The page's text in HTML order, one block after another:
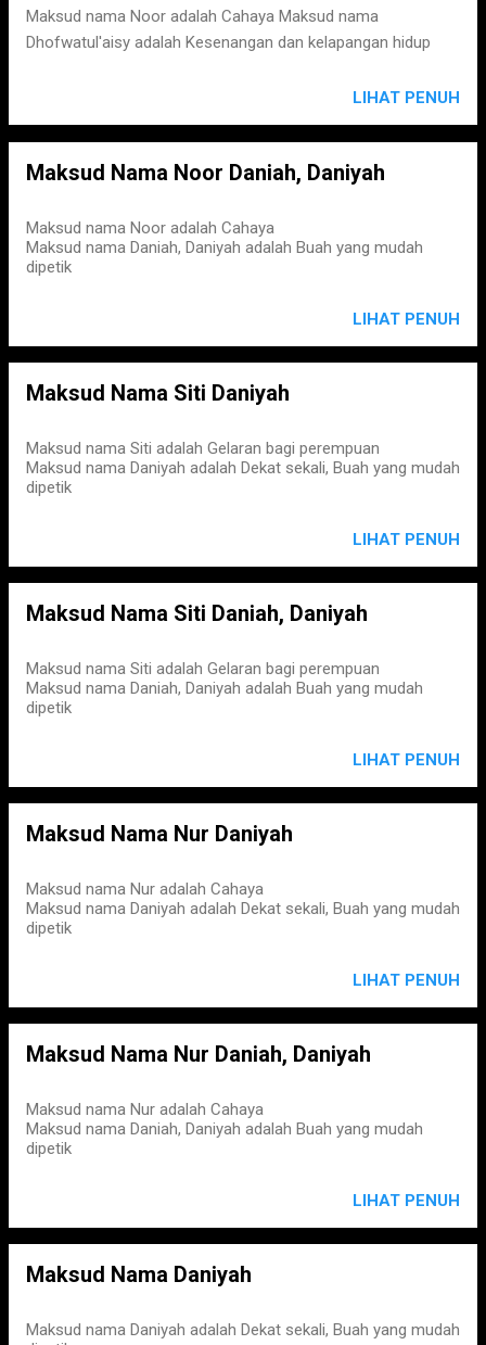
Maksud nama Noor adalah Cahaya Maksud nama
Dhofwatul'aisy adalah Kesenangan dan kelapangan hidup
LIHAT PENUH
Maksud Nama Noor Daniah, Daniyah
Maksud nama Noor adalah Cahaya
Maksud nama Daniah, Daniyah adalah Buah yang mudah
dipetik
LIHAT PENUH
Maksud Nama Siti Daniyah
Maksud nama Siti adalah Gelaran bagi perempuan
Maksud nama Daniyah adalah Dekat sekali, Buah yang mudah
dipetik
LIHAT PENUH
Maksud Nama Siti Daniah, Daniyah
Maksud nama Siti adalah Gelaran bagi perempuan
Maksud nama Daniah, Daniyah adalah Buah yang mudah
dipetik
LIHAT PENUH
Maksud Nama Nur Daniyah
Maksud nama Nur adalah Cahaya
Maksud nama Daniyah adalah Dekat sekali, Buah yang mudah
dipetik
LIHAT PENUH
Maksud Nama Nur Daniah, Daniyah
Maksud nama Nur adalah Cahaya
Maksud nama Daniah, Daniyah adalah Buah yang mudah
dipetik
LIHAT PENUH
Maksud Nama Daniyah
Maksud nama Daniyah adalah Dekat sekali, Buah yang mudah